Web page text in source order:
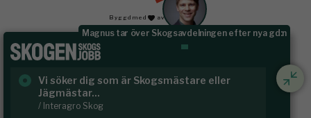
Magnus tar över Skogsavdelningen efter nya gd:n
Vi söker dig som är Skogsmästare eller
Jägmästar...
/ Interagro Skog
Byggd med av WonderFour